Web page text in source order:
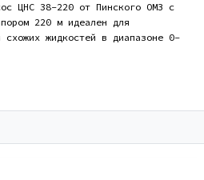
ЦНС 38-220 от Пинского ОМЗ с
220 м идеален для
схожих жидкостей в диапазоне 0-